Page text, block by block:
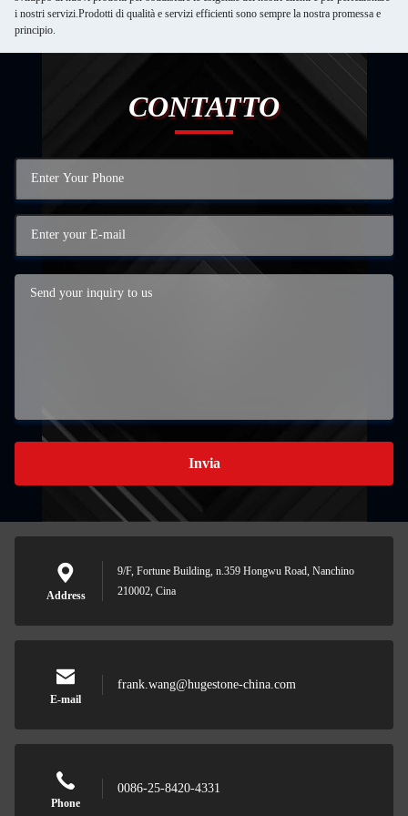
i nostri servizi.Prodotti di qualità e servizi efficienti sono sempre la nostra promessa e
principio.
CONTATTO
Invia
Address
9/F, Fortune Building, n.359 Hongwu Road, Nanchino
210002, Cina
E-mail
frank.wang@hugestone-china.com
Phone
0086-25-8420-4331